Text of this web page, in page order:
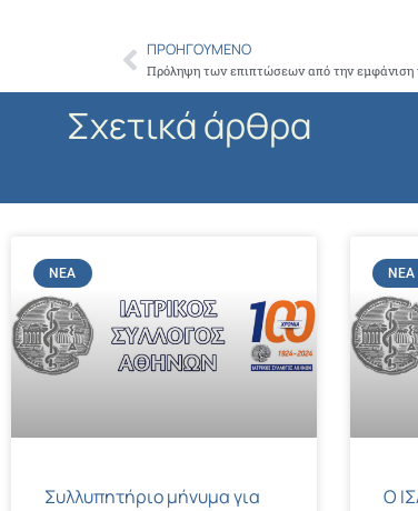
Prev
ΠΡΟΗΓΟΎΜΕΝΟ
Πρόληψη των επιπτώσεων από την
Σχετικά άρθρα
ΝΈΑ
Συλλυπητήριο μήνυμα για
ΝΈΑ
Ο